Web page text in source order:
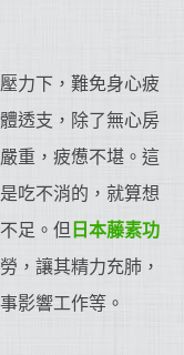
力下，難免身心疲
透支，除了無心房
重，疲憊不堪。這
吃不消的，就算想
足。但 日本藤素功
，讓其精力充肺，
影響工作等。